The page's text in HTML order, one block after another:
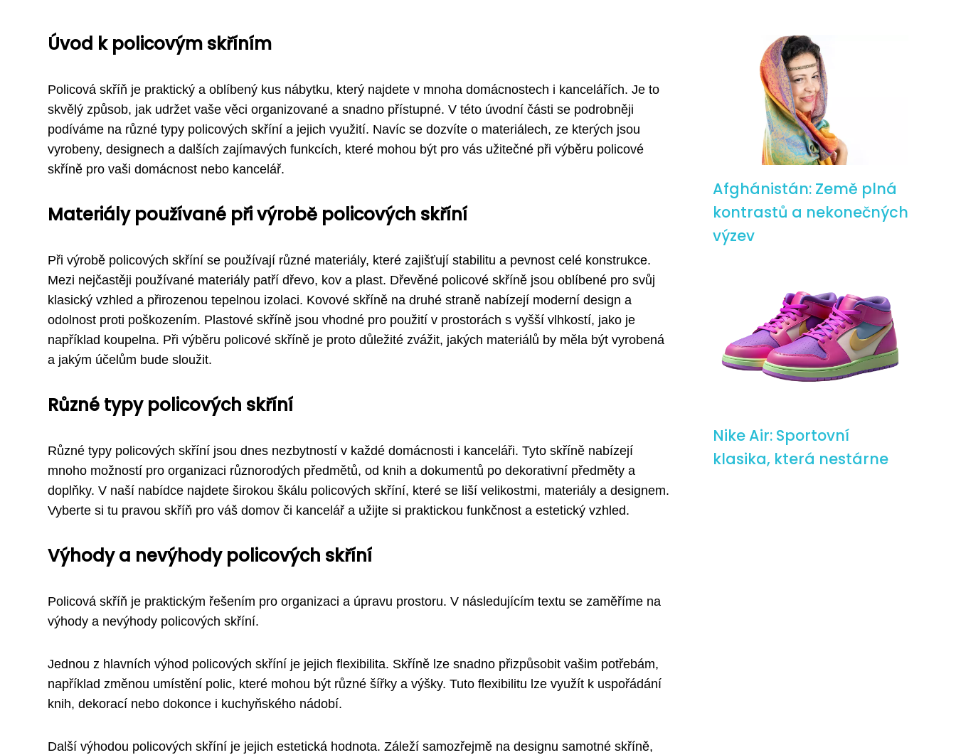
Úvod k policovým skříním
Policová skříň je praktický a oblíbený kus nábytku, který najdete v mnoha domácnostech i kancelářích. Je to
skvělý způsob, jak udržet vaše věci organizované a snadno přístupné. V této úvodní části se podrobněji
podíváme na různé typy policových skříní a jejich využití. Navíc se dozvíte o materiálech, ze kterých jsou
vyrobeny, designech a dalších zajímavých funkcích, které mohou být pro vás užitečné při výběru policové
skříně pro vaši domácnost nebo kancelář.
Materiály používané při výrobě policových skříní
Při výrobě policových skříní se používají různé materiály, které zajišťují stabilitu a pevnost celé konstrukce.
Mezi nejčastěji používané materiály patří dřevo, kov a plast. Dřevěné policové skříně jsou oblíbené pro svůj
klasický vzhled a přirozenou tepelnou izolaci. Kovové skříně na druhé straně nabízejí moderní design a
odolnost proti poškozením. Plastové skříně jsou vhodné pro použití v prostorách s vyšší vlhkostí, jako je
například koupelna. Při výběru policové skříně je proto důležité zvážit, jakých materiálů by měla být vyrobená
a jakým účelům bude sloužit.
Různé typy policových skříní
Různé typy policových skříní jsou dnes nezbytností v každé domácnosti i kanceláři. Tyto skříně nabízejí
mnoho možností pro organizaci různorodých předmětů, od knih a dokumentů po dekorativní předměty a
doplňky. V naší nabídce najdete širokou škálu policových skříní, které se liší velikostmi, materiály a designem.
Vyberte si tu pravou skříň pro váš domov či kancelář a užijte si praktickou funkčnost a estetický vzhled.
Výhody a nevýhody policových skříní
Policová skříň je praktickým řešením pro organizaci a úpravu prostoru. V následujícím textu se zaměříme na
výhody a nevýhody policových skříní.
Jednou z hlavních výhod policových skříní je jejich flexibilita. Skříně lze snadno přizpůsobit vašim potřebám,
například změnou umístění polic, které mohou být různé šířky a výšky. Tuto flexibilitu lze využít k uspořádání
knih, dekorací nebo dokonce i kuchyňského nádobí.
Další výhodou policových skříní je jejich estetická hodnota. Záleží samozřejmě na designu samotné skříně,
Afghánistán: Země plná
kontrastů a nekonečných
výzev
Nike Air: Sportovní
klasika, která nestárne